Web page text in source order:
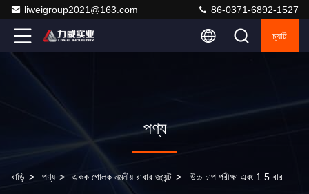
liweigroup2021@163.com 86-0371-6892-1527
চ্যাট
পণ্য
বাড়ি > পণ্য > একক গোলক নমনীয় রাবার জয়েন্ট > উচ্চ চাপ পরীক্ষা এবং 1.5 বার